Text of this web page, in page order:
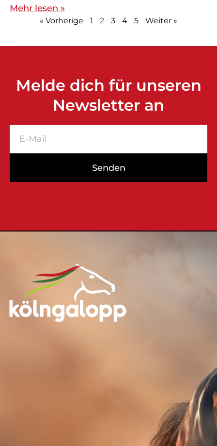
Mehr lesen »
« Vorherige 1 2 3 4 5 Weiter »
Melde dich für unseren
Newsletter an
Senden